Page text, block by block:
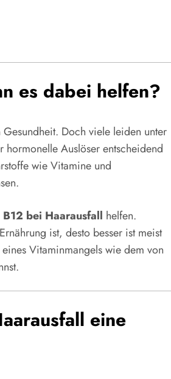
es dabei helfen?
Doch viele leiden unter
Auslöser entscheidend
wie Vitamine und
bei Haarausfall helfen.
ist, desto besser ist meist
Vitaminmangels wie dem von
eine